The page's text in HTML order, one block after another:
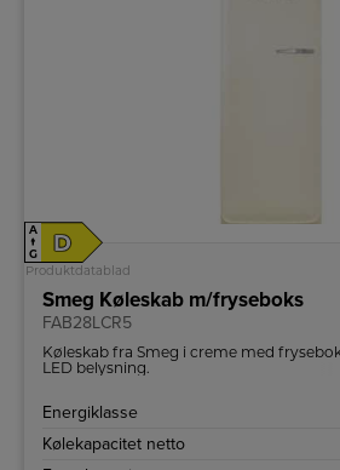
A
↑
G
D
Produktdatablad
Smeg Køleskab m/fryseboks
FAB28LCR5
Køleskab fra Smeg i creme med
LED belysning.
Energiklasse
Kølekapacitet netto